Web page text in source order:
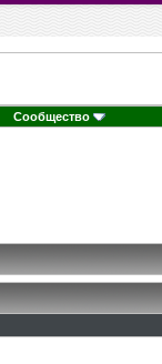
Сообщество